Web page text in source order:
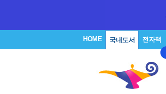
HOME 국내도서 전자책